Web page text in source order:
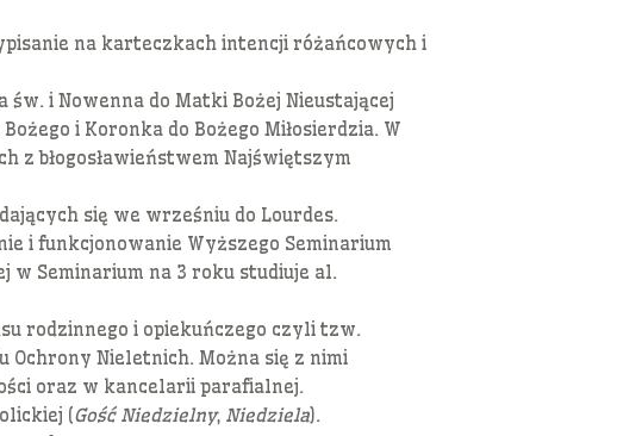
na karteczkach intencji różańcowych i
i Nowenna do Matki Bożej Nieustającej
i Koronka do Bożego Miłosierdzia. W
z błogosławieństwem Najświętszym
się we wrześniu do Lourdes.
i funkcjonowanie Wyższego Seminarium
w Seminarium na 3 roku studiuje al.
rodzinnego i opiekuńczego czyli tzw.
Ochrony Nieletnich. Można się z nimi
oraz w kancelarii parafialnej.
(Gość Niedzielny, Niedziela).